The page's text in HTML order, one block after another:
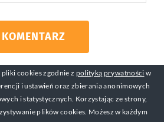
cookies zgodnie z polityką prywatności w
i ustawień oraz zbierania anonimowych
i statystycznych. Korzystając ze strony,
plików cookies. Możesz w każdym